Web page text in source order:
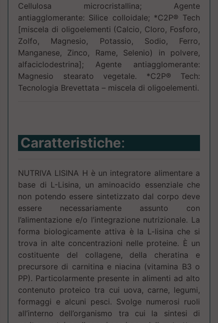
Cellulosa microcristallina; Agente
antiagglomerante: Silice colloidale; *C2P® Tech
[miscela di oligoelementi (Calcio, Cloro, Fosforo,
Zolfo, Magnesio, Potassio, Sodio, Ferro,
Manganese, Zinco, Rame, Selenio) in polvere,
alfaciclodestrina]; Agente antiagglomerante:
Magnesio stearato vegetale. *C2P® Tech:
Tecnologia Brevettata – miscela di oligoelementi.
Caratteristiche:
NUTRIVA LISINA H è un integratore alimentare a
base di L-Lisina, un aminoacido essenziale che
non potendo essere sintetizzato dal corpo deve
essere necessariamente assunto con
l’alimentazione e/o l’integrazione nutrizionale. La
forma biologicamente attiva è la L-lisina che si
trova in alte concentrazioni nelle proteine. È un
costituente del collagene, della cheratina e
precursore di carnitina e niacina (vitamina B3 o
PP). Particolarmente presente in alimenti ad alto
contenuto proteico tra cui uova, carne, legumi,
formaggi e alcuni pesci. Svolge numerosi ruoli
all’interno dell’organismo tra cui la sintesi di